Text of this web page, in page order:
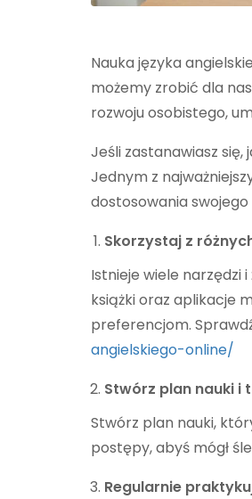
Nauka języka
możemy zrobić dla
rozwoju osobistego,
Jeśli zastanawiasz
Jednym z
dostosowania
Skorzystaj z
Istnieje wiele narzędzi
książki oraz aplikacje
preferencjom.
angielskiego-online/
Stwórz plan nauki i
Stwórz plan nauki,
postępy, abyś mógł
Regularnie